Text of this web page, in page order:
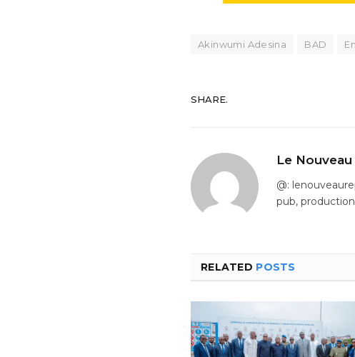
Akinwumi Adesina BAD
SHARE.
Le
@:
pub,
RELATED POSTS